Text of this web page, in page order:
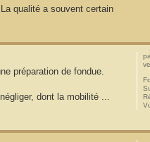
qualité a souvent certain
préparation de fondue.
dont la mobilité ...